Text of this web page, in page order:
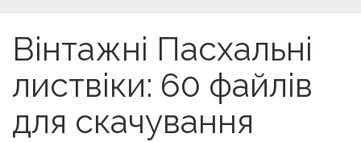
Вінтажні Пасхальні
листвіки: 60 файлів
для скачування